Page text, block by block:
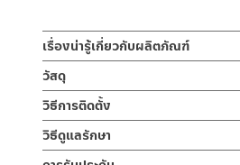
เรื่องน่ารู้เกี่ยวกับผลิตภัณฑ์
ก๊อกคอสั้น ก็อกสนาม แบบมีข้อต่อส
ซึม 10 ปี
ก๊อกคอสั้น ก็อกสนาม แบบมีข้อต่อสา
ออกแบบมือจับแบบก้านปัดง่ายต่อการ
วัสดุ
ก๊อกน้ำ
ผลิตจากซิงค์
วิธีการติดตั้ง
ข้อแนะนำในการติดตั้ง
สำหรับการติดตั้งใหม่ ให้ไล่ฝุ่น เศษท
วิธีดูแลรักษา
คำแนะนำในการดูแลรักษาผลิตภัณฑ์